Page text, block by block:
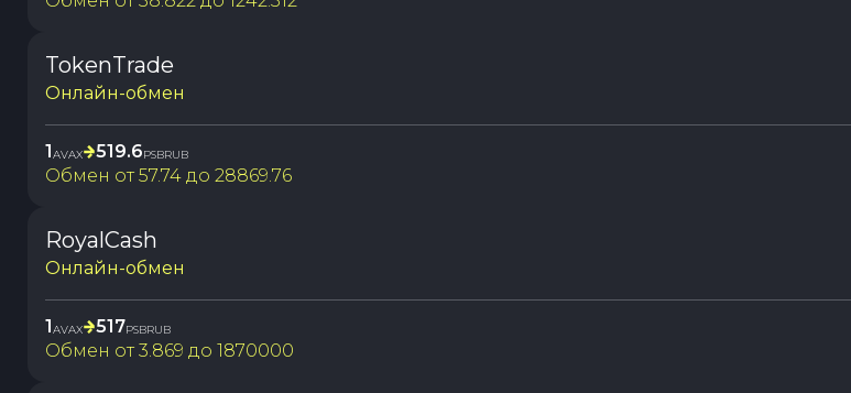
TokenTrade
Онлайн-обмен
1AVAX 519.6PSBRUB
Обмен от57.74 до 28869.76
RoyalCash
Онлайн-обмен
1AVAX 517PSBRUB
Обмен от3.869 до 1870000